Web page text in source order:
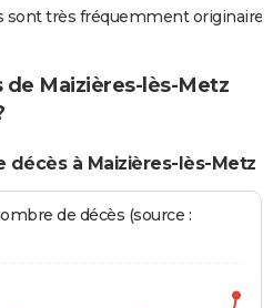
très fréquemment originaires
de Maizières-lès-Metz
décès à Maizières-lès-Metz
de décès (source :